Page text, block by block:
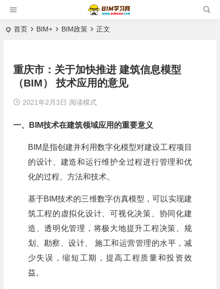
首页 BIM+ BIM政策 正文
重庆市：关于加快推进 建筑信息模型
（BIM） 技术应用的意见
2021年2月3日 阅读模式
一、BIM技术在建筑领域应用的重要意义
BIM是指创建并利用数字化模型对建设工程项目
的设计、建造和运行维护全过程进行管理和优
化的过程、方法和技术。
基于BIM技术的三维数字仿真模型，可以实现建
筑工程的虚拟化设计、可视化决策、协同化建
造、透明化管理，将极大地提升工程决策、规
划、勘察、设计、 施工和运营管理的水平，减
少失误，缩短工期，提高工程质量和投资效
益。